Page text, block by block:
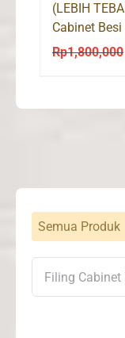
(LEBIH
Cabinet
Rp1,800,000
Semua Produk